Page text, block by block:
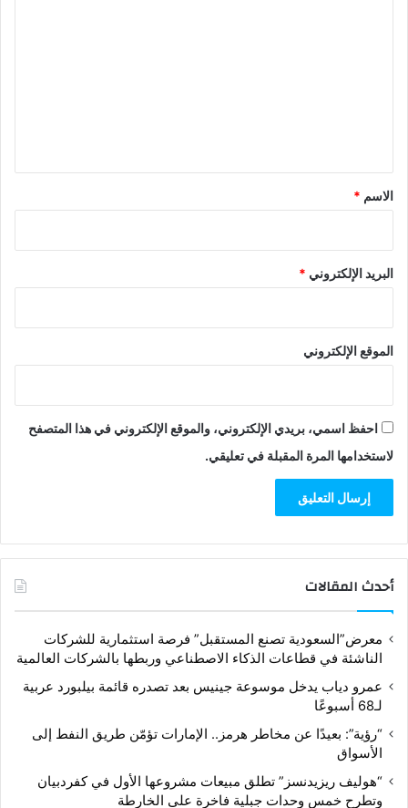
*
الاسم *
البريد الإلكتروني *
الموقع الإلكتروني
احفظ اسمي، بريدي الإلكتروني، والموقع الإلكتروني في هذا المتصفح
لاستخدامها المرة المقبلة في تعليقي.
أحدث المقالات
معرض”السعودية تصنع المستقبل” فرصة استثمارية للشركات
الناشئة في قطاعات الذكاء الاصطناعي وربطها بالشركات العالمية
عمرو دياب يدخل موسوعة جينيس بعد تصدره قائمة بيلبورد عربية
لـ68 أسبوعًا
“رؤية”: بعيدًا عن مخاطر هرمز.. الإمارات تؤمّن طريق النفط إلى
الأسواق
“هوليف ريزيدنسز” تطلق مبيعات مشروعها الأول في كفردبيان
وتطرح خمس وحدات جبلية فاخرة على الخارطة